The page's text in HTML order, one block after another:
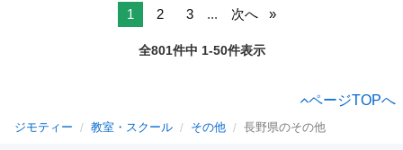
1 2 3 ... 次へ
全801件中 1-50件表示
ページTOPへ
ジモティー 教室・スクール その他 長野県のその他